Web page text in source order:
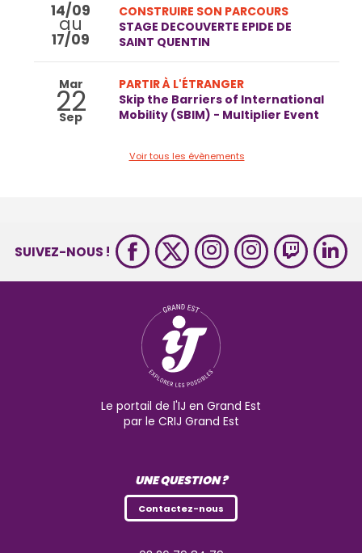
14/09
au
17/09
CONSTRUIRE SON PARCOURS
STAGE DECOUVERTE EPIDE DE
SAINT QUENTIN
Mar
22
Sep
PARTIR À L'ÉTRANGER
Skip the Barriers of International
Mobility (SBIM) - Multiplier Event
Voir tous les évènements
SUIVEZ-NOUS !
Le portail de l'IJ en Grand Est
par le CRIJ Grand Est
UNE QUESTION ?
Contactez-nous